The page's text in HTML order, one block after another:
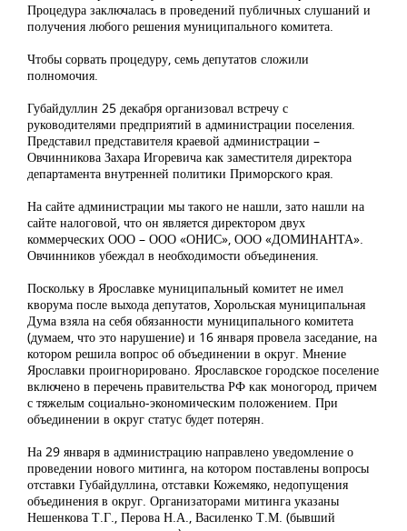
Процедура заключалась в проведений публичных слушаний и
получения любого решения муниципального комитета.
Чтобы сорвать процедуру, семь депутатов сложили
полномочия.
Губайдуллин 25 декабря организовал встречу с
руководителями предприятий в администрации поселения.
Представил представителя краевой администрации –
Овчинникова Захара Игоревича как заместителя директора
департамента внутренней политики Приморского края.
На сайте администрации мы такого не нашли, зато нашли на
сайте налоговой, что он является директором двух
коммерческих ООО – ООО «ОНИС», ООО «ДОМИНАНТА».
Овчинников убеждал в необходимости объединения.
Поскольку в Ярославке муниципальный комитет не имел
кворума после выхода депутатов, Хорольская муниципальная
Дума взяла на себя обязанности муниципального комитета
(думаем, что это нарушение) и 16 января провела заседание, на
котором решила вопрос об объединении в округ. Мнение
Ярославки проигнорировано. Ярославское городское поселение
включено в перечень правительства РФ как моногород, причем
с тяжелым социально-экономическим положением. При
объединении в округ статус будет потерян.
На 29 января в администрацию направлено уведомление о
проведении нового митинга, на котором поставлены вопросы
отставки Губайдуллина, отставки Кожемяко, недопущения
объединения в округ. Организаторами митинга указаны
Нешенкова Т.Г., Перова Н.А., Василенко Т.М. (бывший